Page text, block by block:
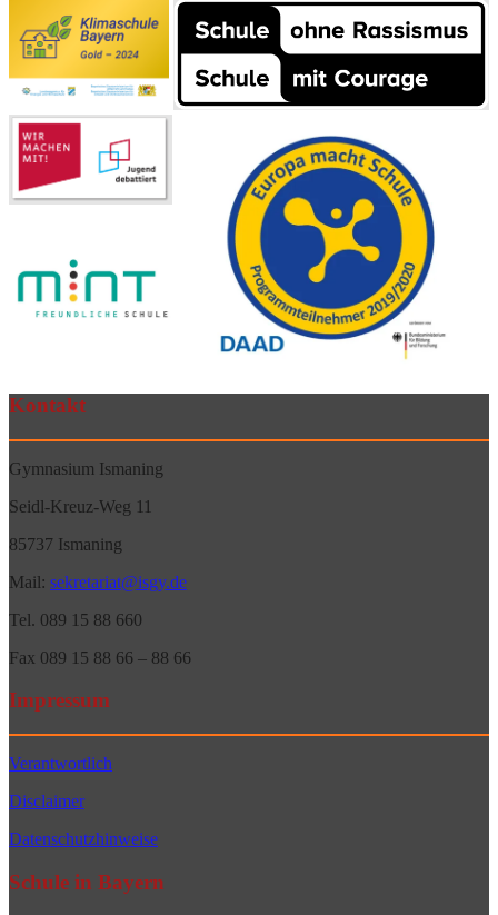
Kontakt
Gymnasium Ismaning
Seidl-Kreuz-Weg 11
85737 Ismaning
Mail: sekretariat@isgy.de
Tel. 089 15 88 660
Fax 089 15 88 66 – 88 66
Impressum
Verantwortlich
Disclaimer
Datenschutzhinweise
Schule in Bayern